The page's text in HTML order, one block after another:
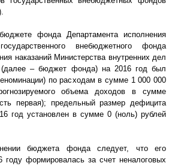
фонда Департамента исполнения
внебюджетного фонда
наказаний Министерства внутренних дел
(далее – бюджет фонда) на 2016 год был
по расходам в сумме 1 000 000
объема доходов в сумме
первая); предельный размер дефицита
год установлен в сумме 0 (ноль) рублей
бюджета фонда следует, что его
году формировалась за счет неналоговых